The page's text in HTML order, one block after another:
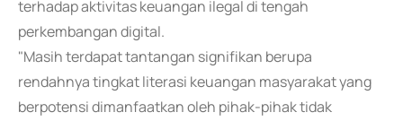
terhadap aktivitas keuangan ilegal di tengah
perkembangan digital.
"Masih terdapat tantangan signifikan berupa
rendahnya tingkat literasi keuangan masyarakat yang
berpotensi dimanfaatkan oleh pihak-pihak tidak